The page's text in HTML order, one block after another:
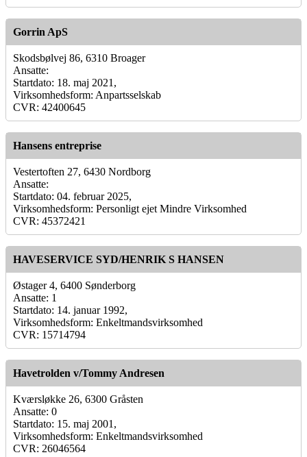
Gorrin ApS
Skodsbølvej 86, 6310 Broager
Ansatte:
Startdato: 18. maj 2021,
Virksomhedsform: Anpartsselskab
CVR: 42400645
Hansens entreprise
Vestertoften 27, 6430 Nordborg
Ansatte:
Startdato: 04. februar 2025,
Virksomhedsform: Personligt ejet Mindre Virksomhed
CVR: 45372421
HAVESERVICE SYD/HENRIK S HANSEN
Østager 4, 6400 Sønderborg
Ansatte: 1
Startdato: 14. januar 1992,
Virksomhedsform: Enkeltmandsvirksomhed
CVR: 15714794
Havetrolden v/Tommy Andresen
Kværsløkke 26, 6300 Gråsten
Ansatte: 0
Startdato: 15. maj 2001,
Virksomhedsform: Enkeltmandsvirksomhed
CVR: 26046564